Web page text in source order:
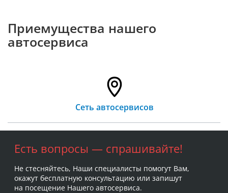
Приемущества нашего
автосервиса
Сеть автосервисов
Есть вопросы — спрашивайте!
Не стесняйтесь, Наши специалисты помогут Вам,
окажут бесплатную консультацию или запишут
на посещение Нашего автосервиса.